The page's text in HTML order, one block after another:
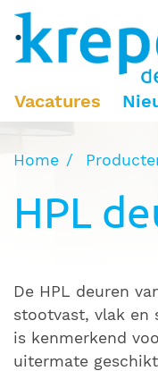
Vacatures
Home
HPL
De HPL deuren
stootvast, vlak en
is kenmerkend
uitermate